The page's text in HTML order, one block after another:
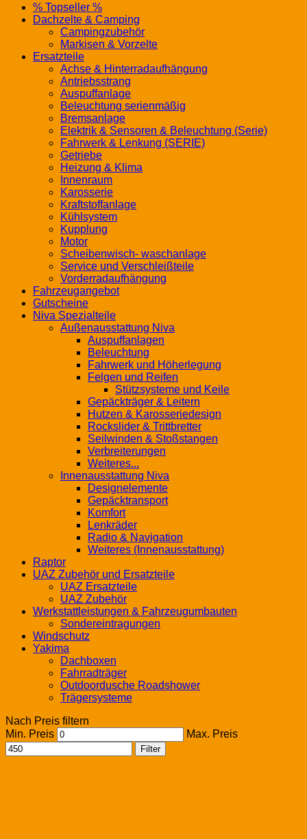
% Topseller %
Dachzelte & Camping
Campingzubehör
Markisen & Vorzelte
Ersatzteile
Achse & Hinterradaufhängung
Antriebsstrang
Auspuffanlage
Beleuchtung serienmäßig
Bremsanlage
Elektrik & Sensoren & Beleuchtung (Serie)
Fahrwerk & Lenkung (SERIE)
Getriebe
Heizung & Klima
Innenraum
Karosserie
Kraftstoffanlage
Kühlsystem
Kupplung
Motor
Scheibenwisch- waschanlage
Service und Verschleißteile
Vorderradaufhängung
Fahrzeugangebot
Gutscheine
Niva Spezialteile
Außenausstattung Niva
Auspuffanlagen
Beleuchtung
Fahrwerk und Höherlegung
Felgen und Reifen
Stützsysteme und Keile
Gepäckträger & Leitern
Hutzen & Karosseriedesign
Rockslider & Trittbretter
Seilwinden & Stoßstangen
Verbreiterungen
Weiteres...
Innenausstattung Niva
Designelemente
Gepäcktransport
Komfort
Lenkräder
Radio & Navigation
Weiteres (Innenausstattung)
Raptor
UAZ Zubehör und Ersatzteile
UAZ Ersatzteile
UAZ Zubehör
Werkstattleistungen & Fahrzeugumbauten
Sondereintragungen
Windschutz
Yakima
Dachboxen
Fahrradträger
Outdoordusche Roadshower
Trägersysteme
Nach Preis filtern
Min. Preis
Max. Preis
Filter